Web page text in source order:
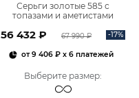
Серьги золотые 585 с
топазами и аметистами
56 432 ₽ 67 990 ₽ -17%
от9 406 ₽x 6 платежей
Выберите размер: